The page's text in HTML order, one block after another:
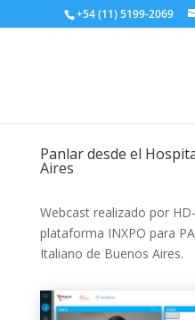
+54 (11) 5199-2069
Panlar desde el
Aires
Webcast realizado por
plataforma INXPO para
Italiano de Buenos Aires.